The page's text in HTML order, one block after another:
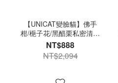
【UNICAT變臉貓】佛手
柑/梔子花/黑醋栗私密清潔
露3選2+身體油3選1(紅石
榴櫻花/烏龍茶甜瓜/橙花柚
子)+腋下膝肘嫩白霜X2
NT$888
NT$2,094